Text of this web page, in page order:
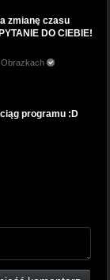
zmianę czasu
DO CIEBIE!
programu :D